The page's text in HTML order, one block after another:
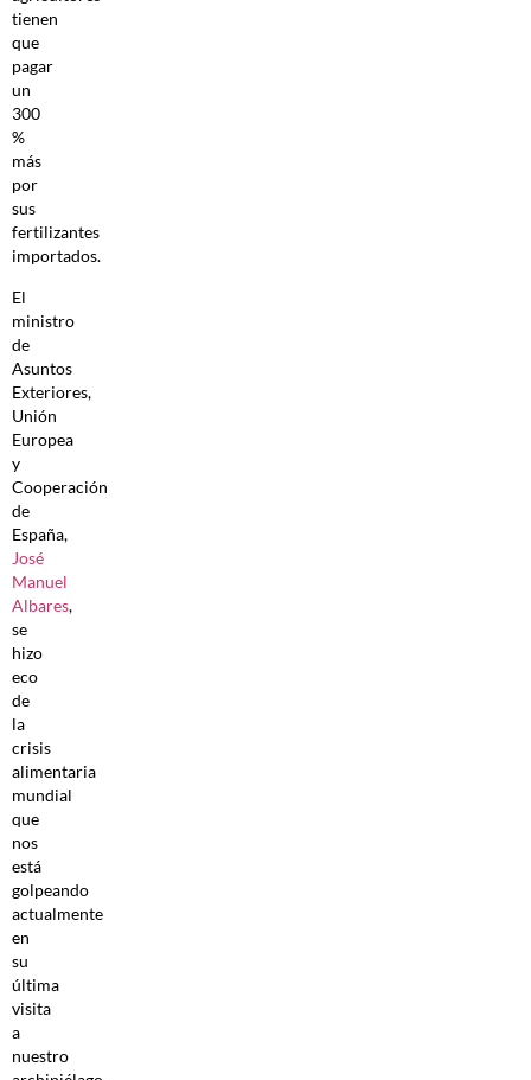
tienen
que
pagar
un
300
%
más
por
sus
fertilizantes
importados.
El
ministro
de
Asuntos
Exteriores,
Unión
Europea
y
Cooperación
de
España,
José
Manuel
Albares,
se
hizo
eco
de
la
crisis
alimentaria
mundial
que
nos
está
golpeando
actualmente
en
su
última
visita
a
nuestro